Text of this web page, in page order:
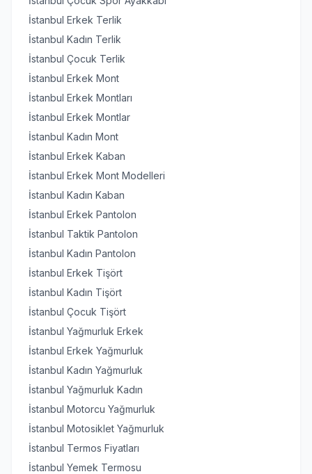
İstanbul Erkek Terlik
İstanbul Kadın Terlik
İstanbul Çocuk Terlik
İstanbul Erkek Mont
İstanbul Erkek Montları
İstanbul Erkek Montlar
İstanbul Kadın Mont
İstanbul Erkek Kaban
İstanbul Erkek Mont Modelleri
İstanbul Kadın Kaban
İstanbul Erkek Pantolon
İstanbul Taktik Pantolon
İstanbul Kadın Pantolon
İstanbul Erkek Tişört
İstanbul Kadın Tişört
İstanbul Çocuk Tişört
İstanbul Yağmurluk Erkek
İstanbul Erkek Yağmurluk
İstanbul Kadın Yağmurluk
İstanbul Yağmurluk Kadın
İstanbul Motorcu Yağmurluk
İstanbul Motosiklet Yağmurluk
İstanbul Termos Fiyatları
İstanbul Yemek Termosu